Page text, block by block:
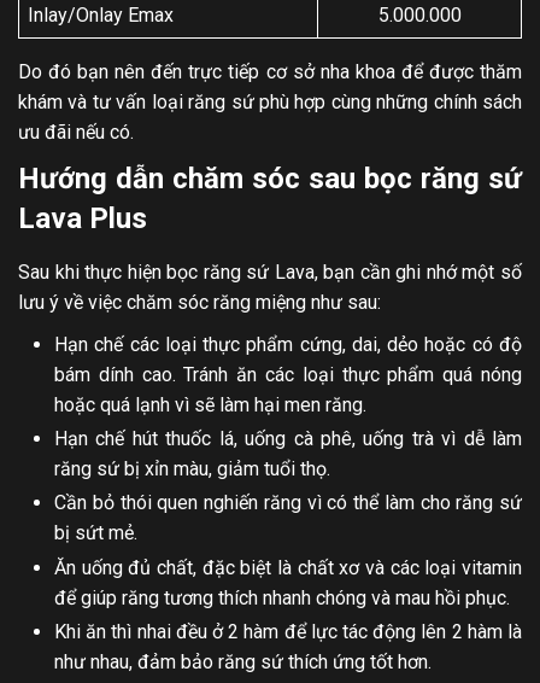
Inlay/Onlay Emax
5.000.000
Do đó bạn nên đến trực tiếp cơ sở nha khoa để được thăm
khám và tư vấn loại răng sứ phù hợp cùng những chính sách
ưu đãi nếu có.
Hướng dẫn chăm sóc sau bọc răng sứ
Lava Plus
Sau khi thực hiện bọc răng sứ Lava, bạn cần ghi nhớ một số
lưu ý về việc chăm sóc răng miệng như sau:
Hạn chế các loại thực phẩm cứng, dai, dẻo hoặc có độ
bám dính cao. Tránh ăn các loại thực phẩm quá nóng
hoặc quá lạnh vì sẽ làm hại men răng.
Hạn chế hút thuốc lá, uống cà phê, uống trà vì dễ làm
răng sứ bị xỉn màu, giảm tuổi thọ.
Cần bỏ thói quen nghiến răng vì có thể làm cho răng sứ
bị sứt mẻ.
Ăn uống đủ chất, đặc biệt là chất xơ và các loại vitamin
để giúp răng tương thích nhanh chóng và mau hồi phục.
Khi ăn thì nhai đều ở 2 hàm để lực tác động lên 2 hàm là
như nhau, đảm bảo răng sứ thích ứng tốt hơn.